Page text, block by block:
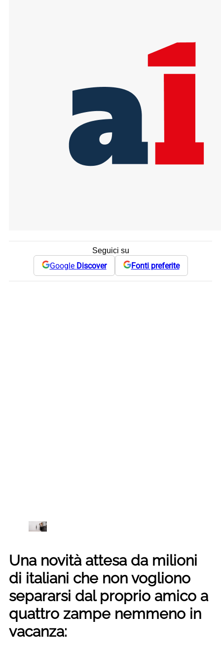
Seguici su
Google Discover Fonti preferite
Una novità attesa da milioni
di italiani che non vogliono
separarsi dal proprio amico a
quattro zampe nemmeno in
vacanza: